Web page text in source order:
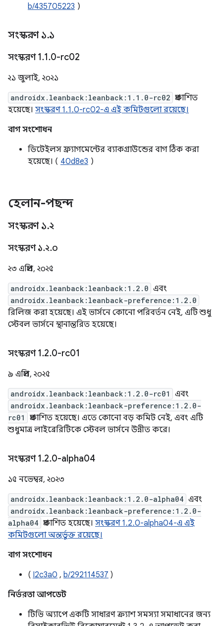
b/435705223 )
সংস্করণ ১.১
সংস্করণ 1.1.0-rc02
২১ জুলাই, ২০২১
androidx.leanback:leanback:1.1.0-rc02 প্রকাশিত
হয়েছে। সংস্করণ 1.1.0-rc02-এ এই কমিটগুলো রয়েছে।
বাগ সংশোধন
ডিটেইলস ফ্র্যাগমেন্টের ব্যাকগ্রাউন্ডের বাগ ঠিক করা
হয়েছে। ( 40d8e3 )
হেলান-পছন্দ
সংস্করণ ১.২
সংস্করণ ১.২.০
২৩ এপ্রিল, ২০২৫
androidx.leanback:leanback:1.2.0 এবং
androidx.leanback:leanback-preference:1.2.0
রিলিজ করা হয়েছে। এই ভার্সনে কোনো পরিবর্তন নেই, এটি শুধু
স্টেবল ভার্সনে স্থানান্তরিত হয়েছে।
সংস্করণ 1.2.0-rc01
৯ এপ্রিল, ২০২৫
androidx.leanback:leanback:1.2.0-rc01 এবং
androidx.leanback:leanback-preference:1.2.0-
rc01
প্রকাশিত হয়েছে। এতে কোনো বড় কমিট নেই, এবং এটি
শুধুমাত্র লাইব্রেরিটিকে স্টেবল ভার্সনে উন্নীত করে।
সংস্করণ 1.2.0-alpha04
১৫ নভেম্বর, ২০২৩
androidx.leanback:leanback:1.2.0-alpha04 এবং
androidx.leanback:leanback-preference:1.2.0-
alpha04 প্রকাশিত হয়েছে। সংস্করণ 1.2.0-alpha04-এ এই
কমিটগুলো অন্তর্ভুক্ত রয়েছে।
বাগ সংশোধন
( I2c3a0 , b/292114537 )
নির্ভরতা আপডেট
টিভি অ্যাপে একটি সাধারণ ক্র্যাশ সমস্যা সমাধানের জন্য